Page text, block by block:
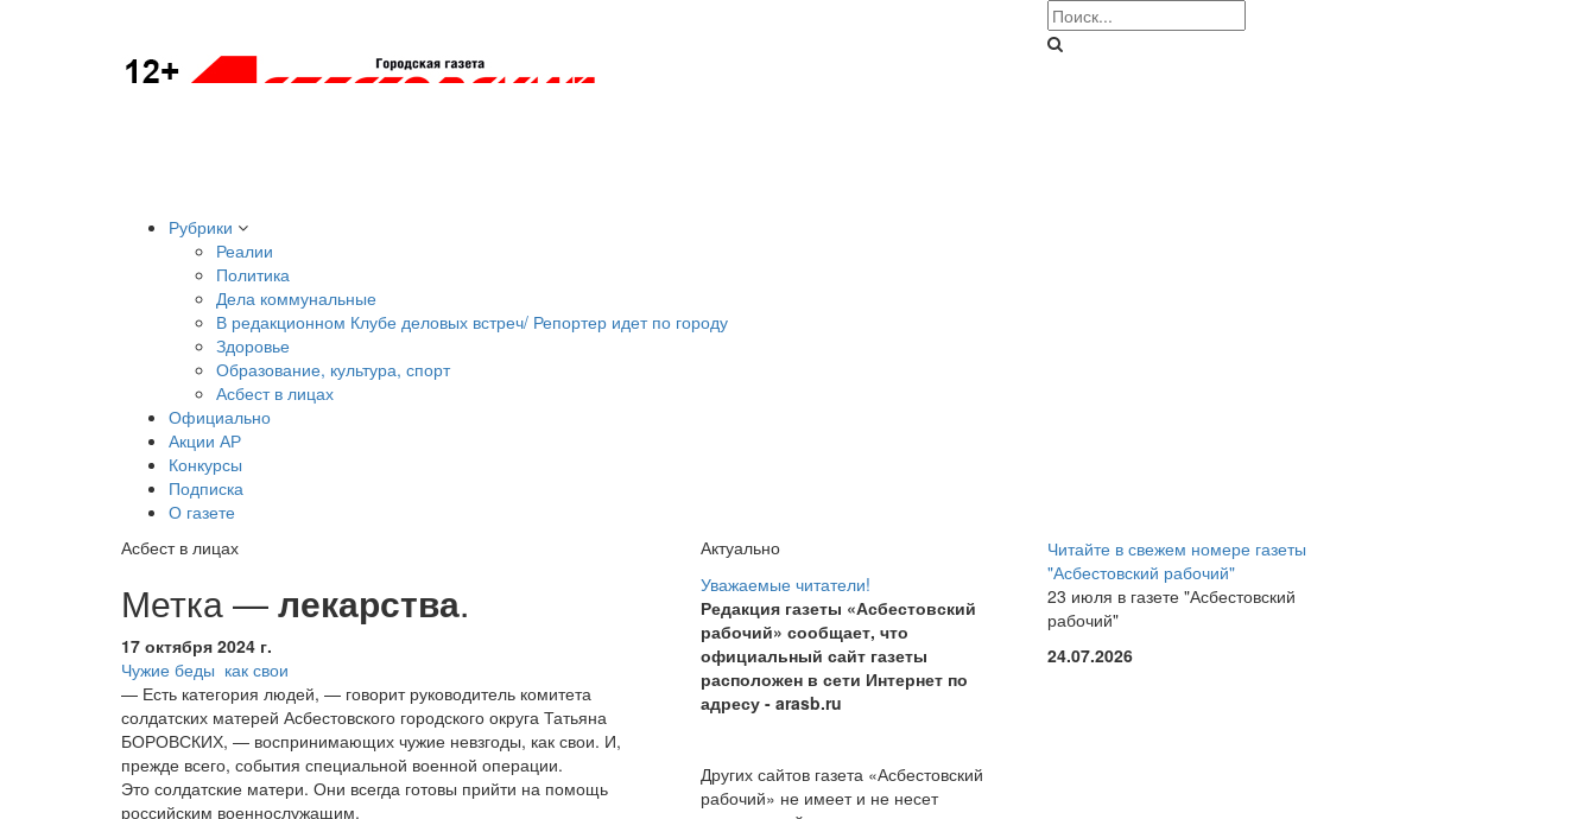
Рубрики
Реалии
Политика
Дела коммунальные
В редакционном Клубе деловых встреч/ Репортер идет по городу
Здоровье
Образование, культура, спорт
Асбест в лицах
Официально
Акции АР
Конкурсы
Подписка
О газете
Асбест в лицах
Метка —лекарства.
17 октября 2024 г.
Чужие беды ­ как свои
— Есть категория людей, — говорит руководитель комитета
солдатских матерей Асбестовского городского округа Татьяна
БОРОВСКИХ, — воспринимающих чужие невзгоды, как свои. И,
прежде всего, события специальной военной операции.
Это солдатские матери. Они всегда готовы прийти на помощь
российским военнослужащим.
Актуально
Уважаемые читатели!
Редакция газеты «Асбестовский
рабочий» сообщает, что
официальный сайт газеты
расположен в сети Интернет по
адресу - arasb.ru
Других сайтов газета «Асбестовский
рабочий» не имеет и не несет
Читайте в свежем номере газеты
"Асбестовский рабочий"
23 июля в газете "Асбестовский
рабочий"
24.07.2026